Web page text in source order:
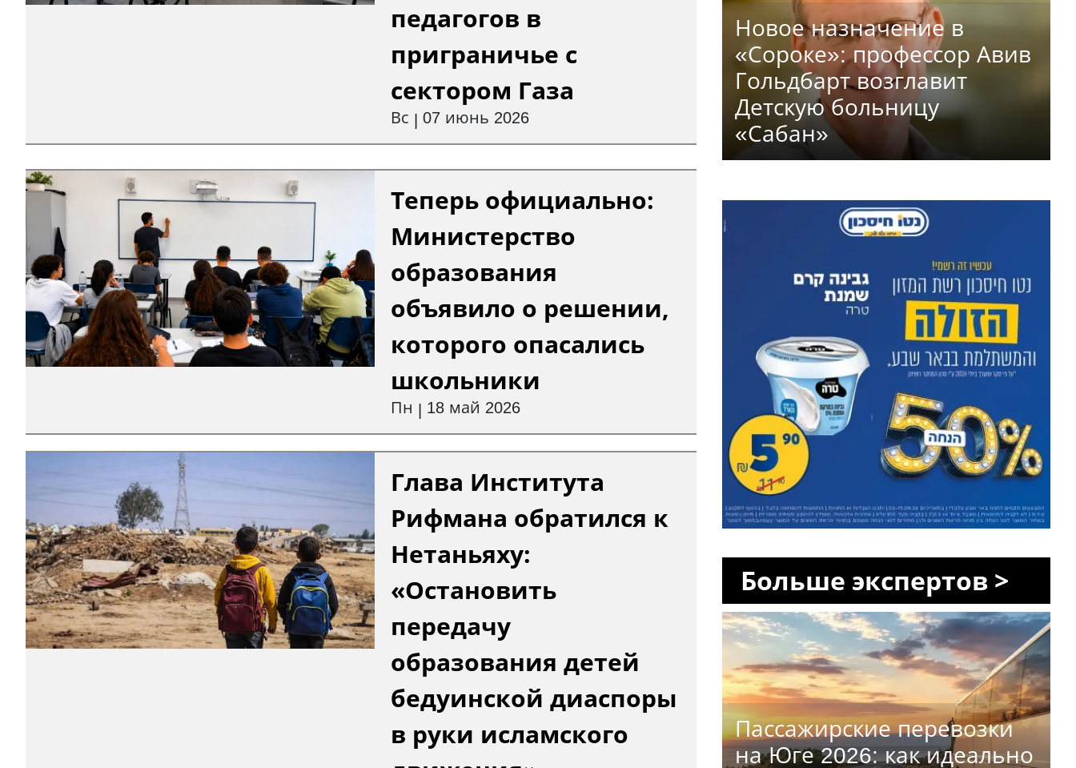
педагогов в
приграничье с
сектором Газа
Вс 07 июнь 2026
Теперь официально:
Министерство
образования
объявило о решении,
которого опасались
школьники
Пн 18 май 2026
Глава Института
Рифмана обратился к
Нетаньяху:
«Остановить
передачу
образования детей
бедуинской диаспоры
в руки исламского
Новое назначение в
«Сороке»: профессор Авив
Гольдбарт возглавит
Детскую больницу
«Сабан»
Больше экспертов >
Пассажирские перевозки
на Юге 2026: как идеально